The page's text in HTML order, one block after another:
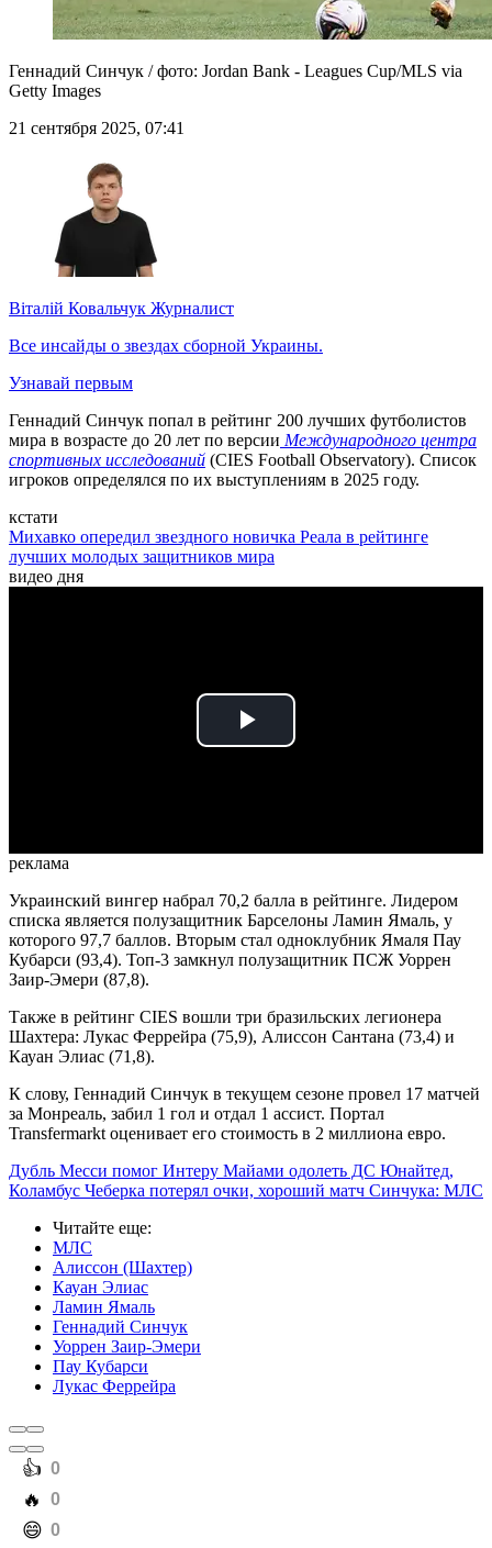
Геннадий Синчук / фото: Jordan Bank - Leagues Cup/MLS via
Getty Images
21 сентября 2025, 07:41
Віталій Ковальчук Журналист
Все инсайды о звездах сборной Украины.
Узнавай первым
Геннадий Синчук попал в рейтинг 200 лучших футболистов
мира в возрасте до 20 лет по версии Международного центра
спортивных исследований (CIES Football Observatory). Список
игроков определялся по их выступлениям в 2025 году.
кстати
Михавко опередил звездного новичка Реала в рейтинге
лучших молодых защитников мира
видео дня
Play
реклама
Украинский вингер набрал 70,2 балла в рейтинге. Лидером
списка является полузащитник Барселоны Ламин Ямаль, у
которого 97,7 баллов. Вторым стал одноклубник Ямаля Пау
Кубарси (93,4). Топ-3 замкнул полузащитник ПСЖ Уоррен
Заир-Эмери (87,8).
Также в рейтинг CIES вошли три бразильских легионера
Шахтера: Лукас Феррейра (75,9), Алиссон Сантана (73,4) и
Кауан Элиас (71,8).
К слову, Геннадий Синчук в текущем сезоне провел 17 матчей
за Монреаль, забил 1 гол и отдал 1 ассист. Портал
Transfermarkt оценивает его стоимость в 2 миллиона евро.
Дубль Месси помог Интеру Майами одолеть ДС Юнайтед,
Коламбус Чеберка потерял очки, хороший матч Синчука: МЛС
Читайте еще:
МЛС
Алиссон (Шахтер)
Кауан Элиас
Ламин Ямаль
Геннадий Синчук
Уоррен Заир-Эмери
Пау Кубарси
Лукас Феррейра
️👍 0
️🔥 0
️😄 0